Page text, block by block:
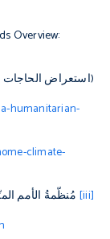
Overview:
(استعراض الحاجات
humanitarian-
climate-
[iii] مُنظّمةُ الأمم